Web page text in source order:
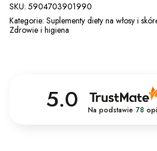
SKU: 5904703901990
Kategorie: Suplementy diety na włosy i
Zdrowie i higiena
5.0 Na podstawie 78